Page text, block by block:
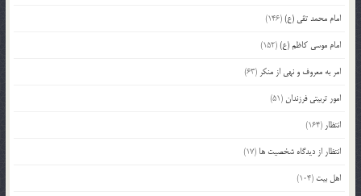
امام محمد تقی (ع)(146)
امام موسی کاظم (ع)(152)
امر به معروف و نهی از منکر (63)
امور تربیتی فرزندان(51)
انتظار (164)
انتظار از دیدگاه شخصیت ها (17)
اهل بیت (104)